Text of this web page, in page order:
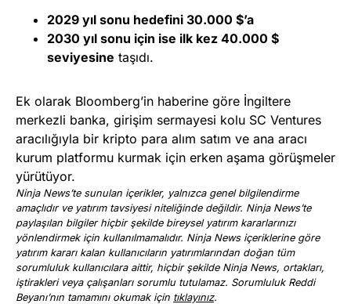
2029 yıl sonu hedefini 30.000 $’a
2030 yıl sonu için ise ilk kez 40.000 $
seviyesine taşıdı.
Ek olarak Bloomberg’in haberine göre İngiltere
merkezli banka, girişim sermayesi kolu SC Ventures
aracılığıyla bir kripto para alım satım ve ana aracı
kurum platformu kurmak için erken aşama görüşmeler
yürütüyor.
Ninja News’te sunulan içerikler, yalnızca genel bilgilendirme
amaçlıdır ve yatırım tavsiyesi niteliğinde değildir. Ninja News’te
paylaşılan bilgiler hiçbir şekilde bireysel yatırım kararlarınızı
yönlendirmek için kullanılmamalıdır. Ninja News içeriklerine göre
yatırım kararı kalan kullanıcıların yatırımlarından doğan tüm
sorumluluk kullanıcılara aittir, hiçbir şekilde Ninja News, ortakları,
iştirakleri veya çalışanları sorumlu tutulamaz. Sorumluluk Reddi
Beyanı’nın tamamını okumak için tıklayınız.